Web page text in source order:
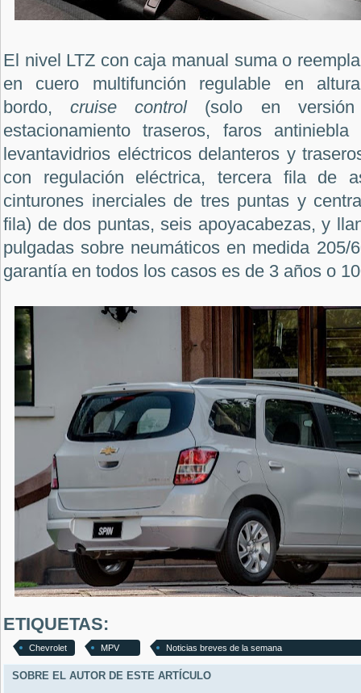
El nivel LTZ con caja manual suma o
en cuero multifunción regulable en
bordo,cruise control(solo en versión
estacionamiento traseros, faros
levantavidrios eléctricos delanteros y
con regulación eléctrica, tercera fila de
cinturones inerciales de tres puntas y
fila) de dos puntas, seis apoyacabezas, y
pulgadas sobre neumáticos en medida 205/
garantía en todos los casos es de 3 años o
ETIQUETAS:
Chevrolet MPV Noticias breves de la semana
SOBRE EL AUTOR DE ESTE ARTÍCULO